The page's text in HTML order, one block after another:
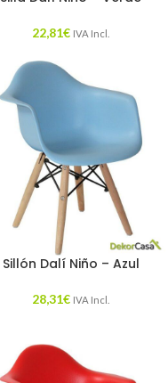
22,81€ IVA Incl.
Sillón Dalí Niño – Azul
28,31€ IVA Incl.